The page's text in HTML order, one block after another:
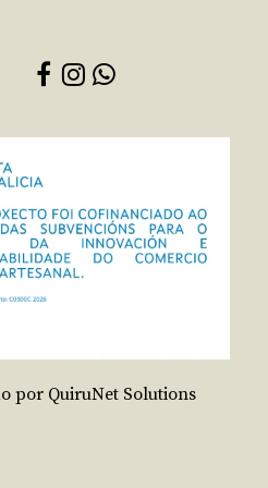
por QuiruNet Solutions